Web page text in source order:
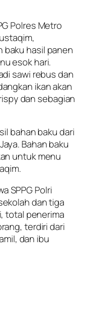
Polres Metro
baku hasil panen
esok hari.
sawi rebus dan
ikan akan
dan sebagian
bahan baku dari
Bahan baku
untuk menu
SPPG Polri
dan tiga
total penerima
terdiri dari
dan ibu